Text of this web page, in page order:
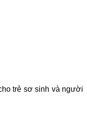
trẻ sơ sinh và người